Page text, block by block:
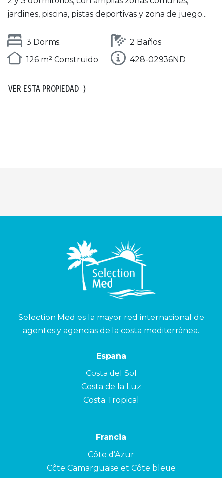
jardines, piscina, pistas deportivas y zona de juego...
3 Dorms.
2 Baños
126 m² Construido
428-02936ND
VER ESTA PROPIEDAD ⟩
Selection Med es la mayor red internacional de
agentes y agencias de la costa mediterránea.
España
Costa del Sol
Costa de la Luz
Costa Tropical
Francia
Côte d’Azur
Côte Camarguaise et Côte bleue